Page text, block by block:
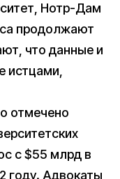
Нотр-Дам
продолжают
что данные и
истцами,
отмечено
с $55 млрд в
году. Адвокаты